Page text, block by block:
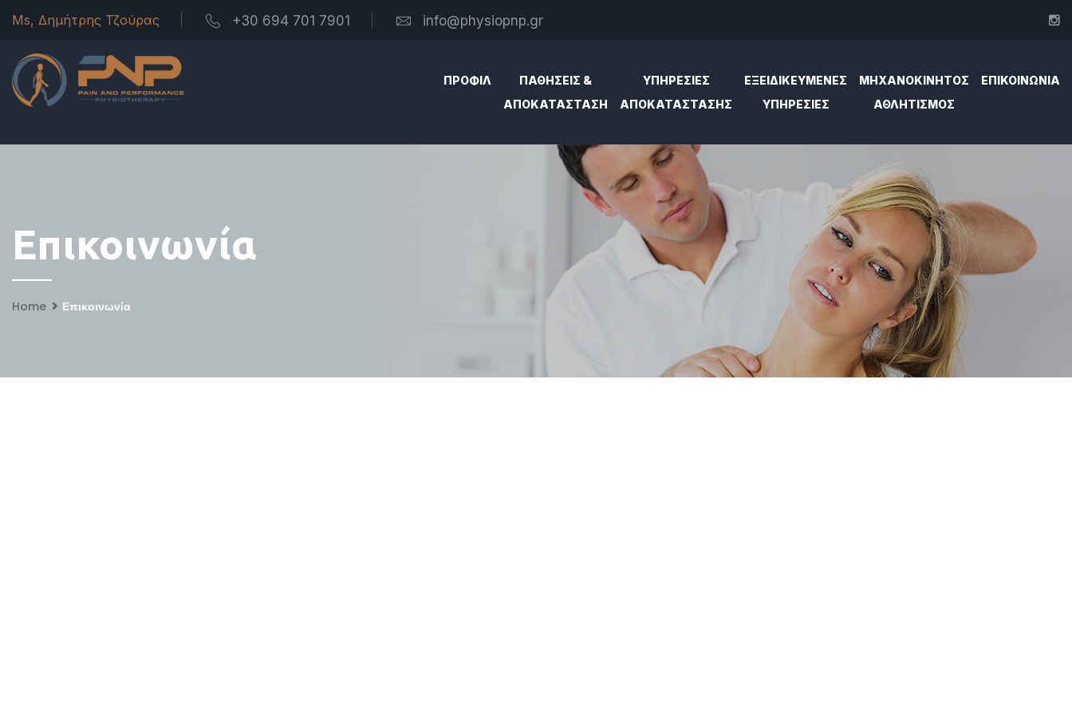
Ms, Δημήτρης Τζούρας +30 694 701 7901 info@physiopnp.gr
ΠΡΟΦΙΛ
ΠΑΘΗΣΕΙΣ &
ΑΠΟΚΑΤΑΣΤΑΣΗ
ΥΠΗΡΕΣΙΕΣ
ΑΠΟΚΑΤΑΣΤΑΣΗΣ
ΕΞΕΙΔΙΚΕΥΜΕΝΕΣ
ΥΠΗΡΕΣΙΕΣ
ΜΗΧΑΝΟΚΊΝΗΤΟΣ
ΑΘΛΗΤΙΣΜΌΣ
ΕΠΙΚΟΙΝΩΝΙΑ
Επικοινωνία
Home Επικοινωνία